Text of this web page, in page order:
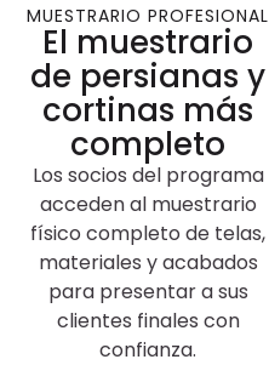
MUESTRARIO PROFESIONAL
El muestrario
de persianas y
cortinas más
completo
Los socios del programa
acceden al muestrario
físico completo de telas,
materiales y acabados
para presentar a sus
clientes finales con
confianza.